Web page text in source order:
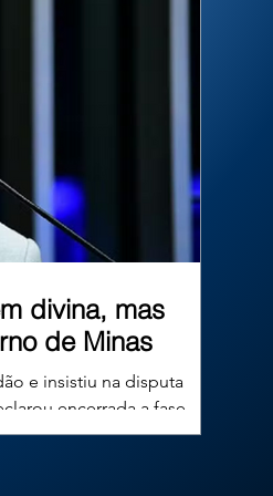
a Corte reafirmou
têm o dever constituc
divina, mas
de Minas
e insistiu na disputa
encerrada a fase
os bastidores políticos do